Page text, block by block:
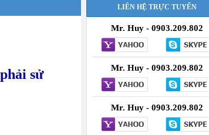
sử
LIÊN HỆ TRỰC TUYẾN
Mr. Huy - 0903.209.802
Mr. Huy - 0903.209.802
Mr. Huy - 0903.209.802